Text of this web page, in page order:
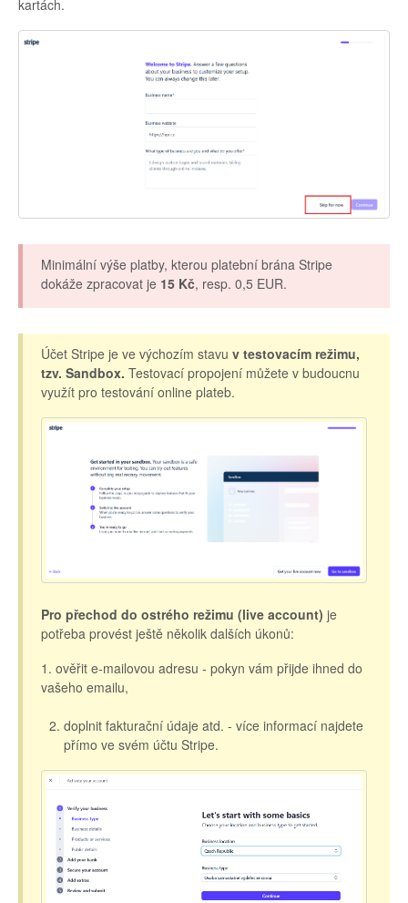
kartách.
Minimální výše platby, kterou platební brána Stripe
dokáže zpracovat je 15 Kč, resp. 0,5 EUR.
Účet Stripe je ve výchozím stavu v testovacím režimu,
tzv. Sandbox. Testovací propojení můžete v budoucnu
využít pro testování online plateb.
Pro přechod do ostrého režimu (live account) je
potřeba provést ještě několik dalších úkonů:
1. ověřit e-mailovou adresu - pokyn vám přijde ihned do
vašeho emailu,
doplnit fakturační údaje atd. - více informací najdete
přímo ve svém účtu Stripe.